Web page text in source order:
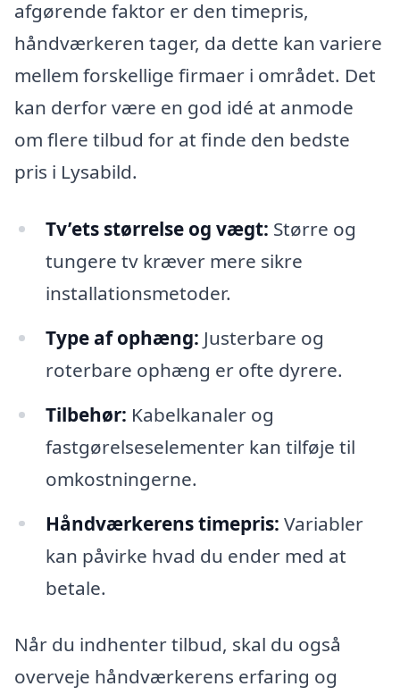
afgørende faktor er den timepris,
håndværkeren tager, da dette kan variere
mellem forskellige firmaer i området. Det
kan derfor være en god idé at anmode
om flere tilbud for at finde den bedste
pris i Lysabild.
Tv’ets størrelse og vægt: Større og
tungere tv kræver mere sikre
installationsmetoder.
Type af ophæng: Justerbare og
roterbare ophæng er ofte dyrere.
Tilbehør: Kabelkanaler og
fastgørelseselementer kan tilføje til
omkostningerne.
Håndværkerens timepris: Variabler
kan påvirke hvad du ender med at
betale.
Når du indhenter tilbud, skal du også
overveje håndværkerens erfaring og